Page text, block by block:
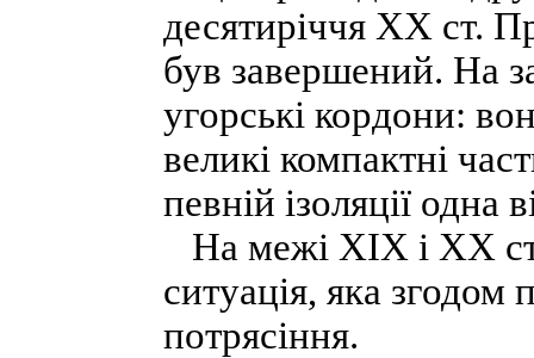
десятиріччя XX ст.
був завершений. На
угорські кордони:
великі компактні
певній ізоляції одна
На межі XIX і XX
ситуація, яка згодом
потрясіння.